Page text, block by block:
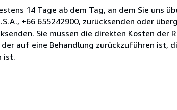
14 Tage ab dem Tag, an dem Sie uns
+66 655242900, zurücksenden oder
Sie müssen die direkten Kosten der
auf eine Behandlung zurückzuführen ist,
ist.